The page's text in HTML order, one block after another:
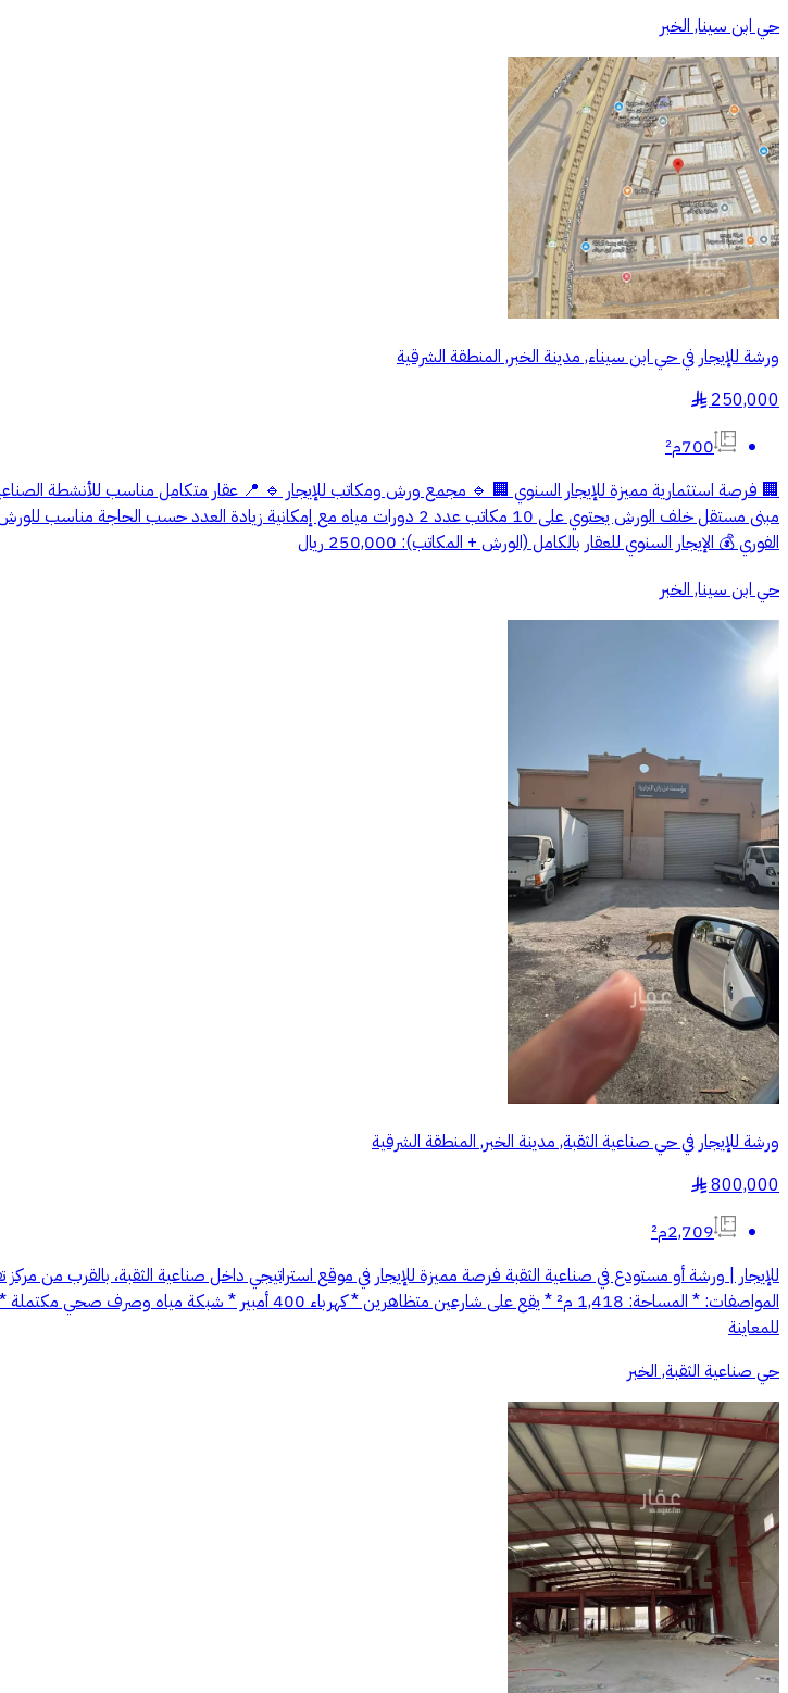
حي ابن سينا, الخبر
ورشة للإيجار في حي ابن سيناء, مدينة الخبر, المنطقة الشرقية
250,000
§
700م²
مبنى مستقل خلف الورش يحتوي على 10 مكاتب عدد 2 دورات مياه مع إمكانية زيادة
الفوري 💰 الإيجار السنوي للعقار بالكامل (الورش + المكاتب): 250,000 ريال
حي ابن سينا, الخبر
ورشة للإيجار في حي صناعية الثقبة, مدينة الخبر, المنطقة الشرقية
800,000
§
2,709م²
للإيجار | ورشة أو مستودع في صناعية الثقبة فرصة مميزة للإيجار في موقع استراتيجي داخل صناعية الثقبة، بالقرب من
للمعاينة
حي صناعية الثقبة, الخبر